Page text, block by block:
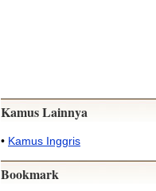
Kamus Lainnya
• Kamus Inggris
Bookmark